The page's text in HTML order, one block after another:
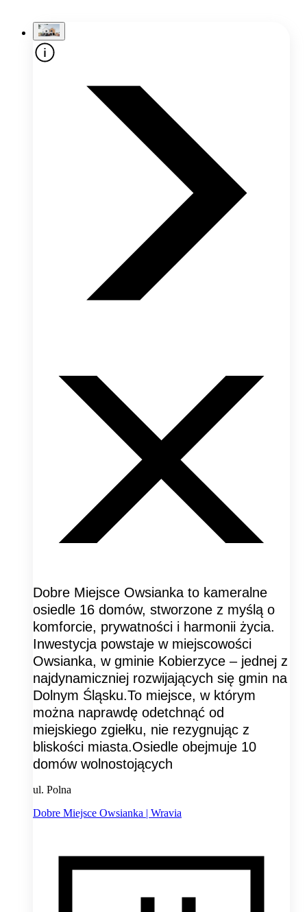
Dobre Miejsce Owsianka to kameralne
osiedle 16 domów, stworzone z myślą o
komforcie, prywatności i harmonii życia.
Inwestycja powstaje w miejscowości
Owsianka, w gminie Kobierzyce – jednej z
najdynamiczniej rozwijających się gmin na
Dolnym Śląsku.To miejsce, w którym
można naprawdę odetchnąć od
miejskiego zgiełku, nie rezygnując z
bliskości miasta.Osiedle obejmuje 10
domów wolnostojących
ul. Polna
Dobre Miejsce Owsianka | Wravia